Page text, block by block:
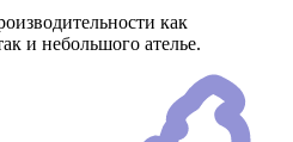
как
и небольшого ателье.